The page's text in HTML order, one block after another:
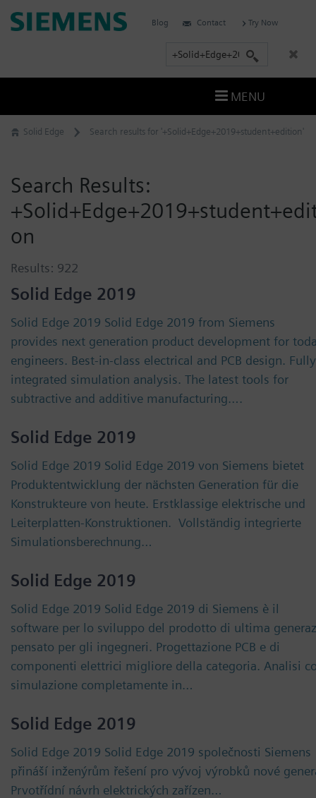
Skip
to
Solid Edge Search results for '+Solid+Edge+2019+student+edition'
Search Results:
on
Results: 922
Solid Edge 2019
Solid Edge 2019 Solid Edge 2019 from Siemens
provides next generation product development for
engineers. Best-in-class electrical and PCB design. Fully
integrated simulation analysis. The latest tools for
subtractive and additive manufacturing….
Solid Edge 2019
Solid Edge 2019 Solid Edge 2019 von Siemens bietet
Produktentwicklung der nächsten Generation für die
Konstrukteure von heute. Erstklassige elektrische und
Leiterplatten-Konstruktionen. Vollständig integrierte
Simulationsberechnung…
Solid Edge 2019
Solid Edge 2019 Solid Edge 2019 di Siemens è il
software per lo sviluppo del prodotto di ultima
pensato per gli ingegneri. Progettazione PCB e di
componenti elettrici migliore della categoria. Analisi
simulazione completamente in…
Solid Edge 2019
Solid Edge 2019 Solid Edge 2019 společnosti Siemens
přináší inženýrům řešení pro vývoj výrobků nové
Prvotřídní návrh elektrických zařízen…
Siemens
Blog Contact Try Now
r
c
MENU